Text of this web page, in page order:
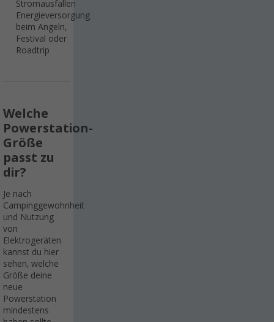
Stromausfällen
Energieversorgung
beim Angeln,
Festival oder
Roadtrip
Welche
Powerstation-
Größe
passt zu
dir?
Je nach
Campinggewohnheit
und Nutzung
von
Elektrogeräten
kannst du hier
sehen, welche
Größe deine
neue
Powerstation
mindestens